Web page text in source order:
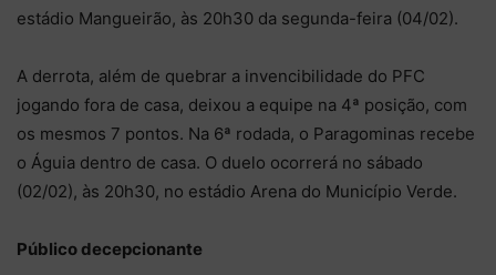
estádio Mangueirão, às 20h30 da segunda-feira (04/02).
A derrota, além de quebrar a invencibilidade do PFC
jogando fora de casa, deixou a equipe na 4ª posição, com
os mesmos 7 pontos. Na 6ª rodada, o Paragominas recebe
o Águia dentro de casa. O duelo ocorrerá no sábado
(02/02), às 20h30, no estádio Arena do Município Verde.
Público decepcionante